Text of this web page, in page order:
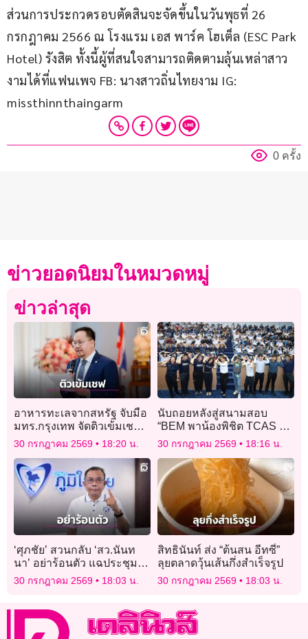
ส่วนการประกวดรอบตัดสินจะจัดขึ้นในวันพุธที่ 26
กรกฎาคม 2566 ณ โรงแรม เอส พาร์ค โฮเต็ล (ESC Park
Hotel) รังสิต ทั้งนี้ผู้ที่สนใจสามารถติดตามลุ้นเหล่าสาว
งามได้ที่แฟนเพจ FB: นางสาวถิ่นไทยงาม IG:
missthinnthaingarm
0 ครั้ง
ข่าวยอดนิยมในหมวดหมู่
ข่าวล่าสุด
อาหารทะเลจากสหรัฐ จับมือ
มทร.กรุงเทพ จัดติวเข้มเชฟ
รุ่นใหม่
30 กรกฎาคม 2569 18:20 น.
นับถอยหลังสู่สนามสอบ
“BEM พาน้องพิชิต TCAS ปีที่
18” ยกทีมติวเตอร์บุกถึง
โรงเรียน ชวนน้องสมัครก่อน
พลาดโอกาส
30 กรกฎาคม 2569 18:16 น.
‘ศุภชัย’ สวนกลับ ‘สว.นันท
นา’ อย่าร้อนตัว แฉประชุม
สว.ส้ม มีหลักฐาน ‘หิรัญ-ฟ้า
เดียวกัน’ ทั้งจอง ทั้งจ่าย
30 กรกฎาคม 2569 18:03 น.
สิทธินันท์ ส่ง “ต้นสน อีทซี่”
ลุยตลาดวุ้นเส้นกึ่งสำเร็จรูป
30 กรกฎาคม 2569 18:03 น.